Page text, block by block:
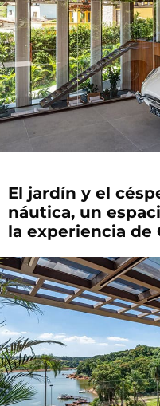
El jardín y el
náutica, un
la experiencia de